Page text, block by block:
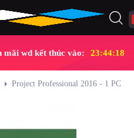
mãi wd kết thúc vào: 23:44:18
Project Professional 2016 - 1 PC